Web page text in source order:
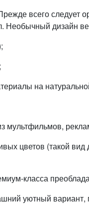
всего
Необычный дизайн
на
мультфильмов,
цветов (такой
класса
уютный вариант,